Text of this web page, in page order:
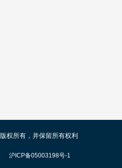
版权所有，并保留所有权利
沪ICP备05003198号-1